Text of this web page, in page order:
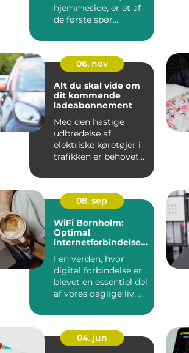
hjemmeside, er et af
de første spør...
06. nov
Alt du skal vide om
dit kommende
ladeabonnement
Med den hastige
udbredelse af
elektriske køretøjer i
trafikken er behovet
08. sep
WiFi Bornholm:
Optimal
internetforbindelse
I en verden, hvor
digital forbindelse er
blevet en essentiel del
af vores daglige liv, er
04. jun